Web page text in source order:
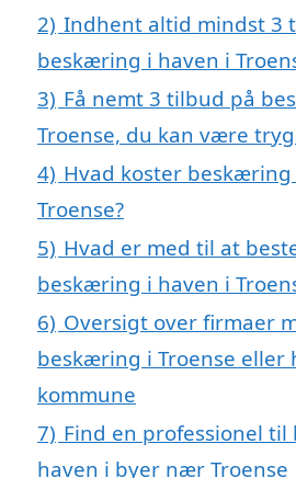
2) Indhent altid mindst 3
beskæring i haven i
3) Få nemt 3 tilbud på
Troense, du kan være
4) Hvad koster beskæring
Troense?
5) Hvad er med til at
beskæring i haven i
6) Oversigt over firmaer
beskæring i Troense eller
kommune
7) Find en professionel
haven i byer nær Troense